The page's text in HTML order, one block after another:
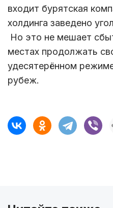
входит бурятская
холдинга заведено
Но это не мешает
местах продолжать
удесятерённом
рубеж.